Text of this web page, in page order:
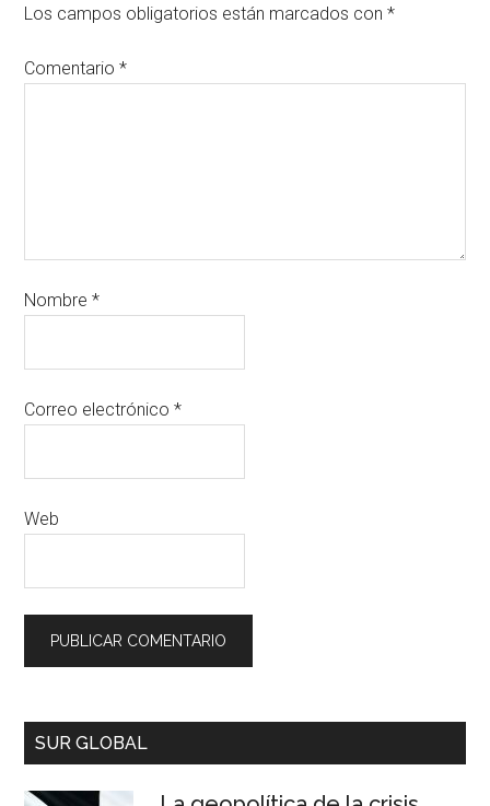
Los campos obligatorios están marcados con*
Comentario*
Nombre*
Correo electrónico*
Web
SUR GLOBAL